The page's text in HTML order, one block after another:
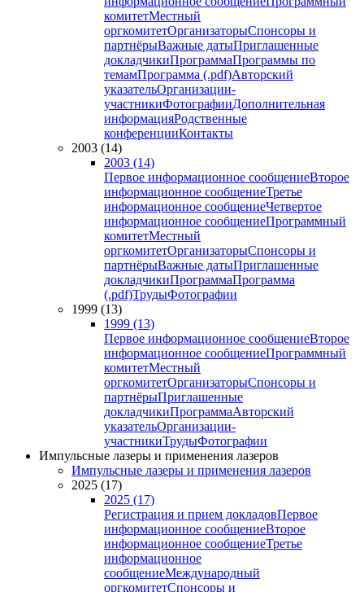
комитетМестный
оргкомитетОрганизаторыСпонсоры и
партнёрыВажные датыПриглашенные
докладчикиПрограммаПрограммы по
темамПрограмма (.pdf)Авторский
указательОрганизации-
участникиФотографииДополнительная
информацияРодственные
конференцииКонтакты
2003 (14)
2003 (14)
Первое информационное сообщениеВторое
информационное сообщениеТретье
информационное сообщениеЧетвертое
информационное сообщениеПрограммный
комитетМестный
оргкомитетОрганизаторыСпонсоры и
партнёрыВажные датыПриглашенные
докладчикиПрограммаПрограмма
(.pdf)ТрудыФотографии
1999 (13)
1999 (13)
Первое информационное сообщениеВторое
информационное сообщениеПрограммный
комитетМестный
оргкомитетОрганизаторыСпонсоры и
партнёрыПриглашенные
докладчикиПрограммаАвторский
указательОрганизации-
участникиТрудыФотографии
Импульсные лазеры и применения лазеров
Импульсные лазеры и применения лазеров
2025 (17)
2025 (17)
Регистрация и прием докладовПервое
информационное сообщениеВторое
информационное сообщениеТретье
информационное
сообщениеМеждународный
оргкомитетСпонсоры и